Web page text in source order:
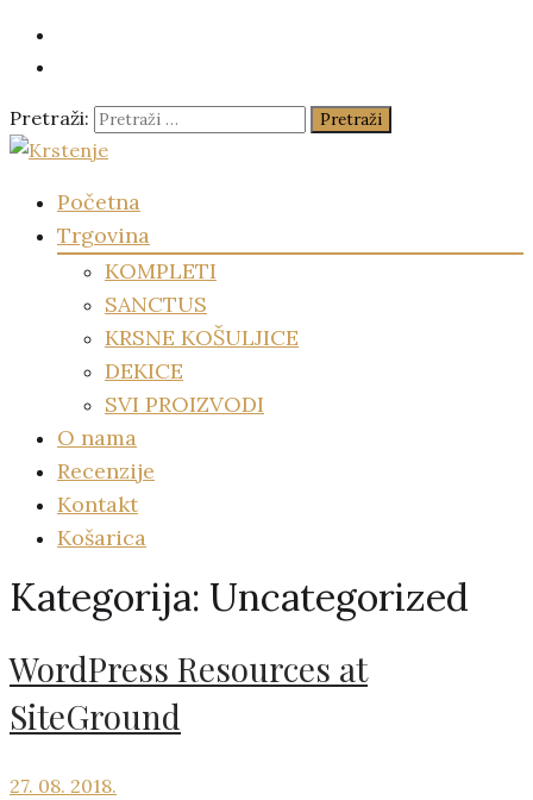
Pretraži:
za najsretniju djecu pod suncem
Početna
Trgovina
KOMPLETI
SANCTUS
KRSNE KOŠULJICE
DEKICE
SVI PROIZVODI
O nama
Recenzije
Kontakt
Košarica
Kategorija: Uncategorized
WordPress Resources at
SiteGround
27. 08. 2018.